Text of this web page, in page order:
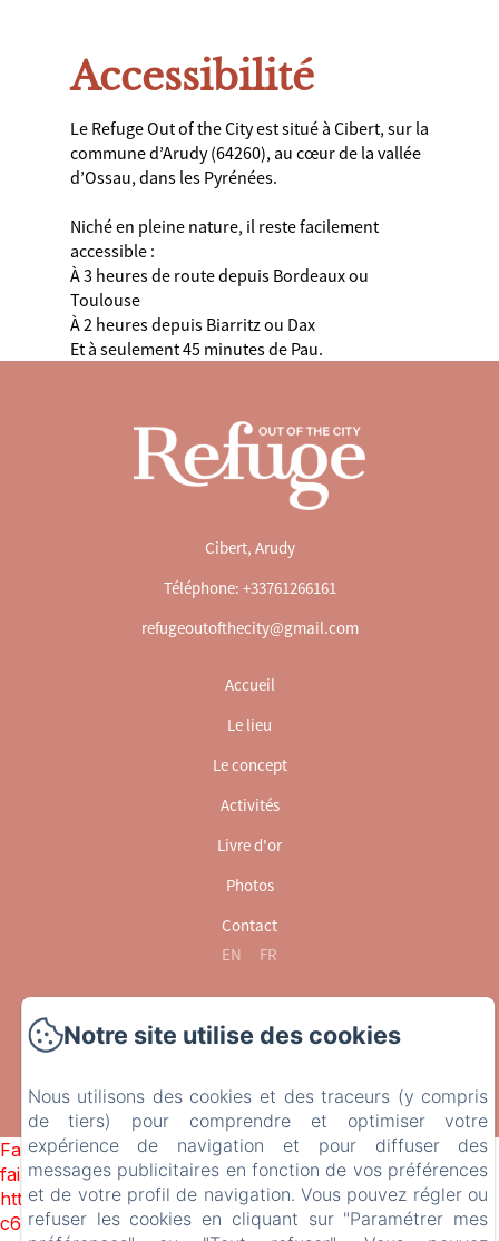
Accessibilité
Le Refuge Out of the City est situé à Cibert, sur la
commune d’Arudy (64260), au cœur de la vallée
d’Ossau, dans les Pyrénées.
Niché en pleine nature, il reste facilement
accessible :
À 3 heures de route depuis Bordeaux ou
Toulouse
À 2 heures depuis Biarritz ou Dax
Et à seulement 45 minutes de Pau.
Cibert, Arudy
Téléphone: +33761266161
refugeoutofthecity@gmail.com
Accueil
Le lieu
Le concept
Activités
Livre d'or
Photos
Contact
EN
FR
Conditions Générales de Vente
Failed to load BookingEngine/index: Loading chunk 1322
failed. (missing:
https://d1cmur5l0xva3h.cloudfront.net/packs/1322-
c6e932f9d3d27b65-1bf7c4dc6a241241.js)
Notre site utilise des cookies
Nous utilisons des cookies et des traceurs (y compris
de tiers) pour comprendre et optimiser votre
expérience de navigation et pour diffuser des
messages publicitaires en fonction de vos préférences
et de votre profil de navigation. Vous pouvez régler ou
refuser les cookies en cliquant sur "Paramétrer mes